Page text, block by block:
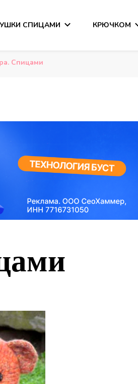
СПИЦАМИ КРЮЧКОМ
Спицами